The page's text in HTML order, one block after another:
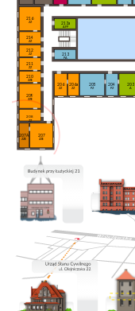
203
A
204
PZ
205
PZ
206
ZZ
206a
ZZ
207
ZZE
208
ZZ
209
ZZE
210
ZZE
211
ZZ
212
ZZ 213
PA
213a
AFP
214
ZZ
216
ZZ
207A
ZZE